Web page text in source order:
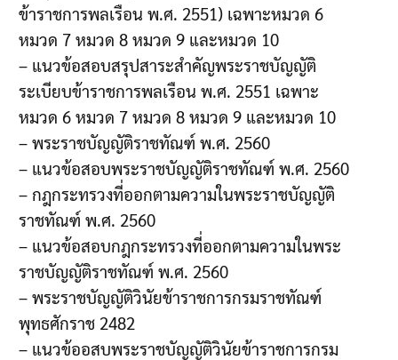
ข้าราชการพลเรือน พ.ศ. 2551) เฉพาะหมวด 6
หมวด 7 หมวด 8 หมวด 9 และหมวด 10
– แนวข้อสอบสรุปสาระสำคัญพระราชบัญญัติ
ระเบียบข้าราชการพลเรือน พ.ศ. 2551 เฉพาะ
หมวด 6 หมวด 7 หมวด 8 หมวด 9 และหมวด 10
– พระราชบัญญัติราชทัณฑ์ พ.ศ. 2560
– แนวข้อสอบพระราชบัญญัติราชทัณฑ์ พ.ศ. 2560
– กฎกระทรวงที่ออกตามความในพระราชบัญญัติ
ราชทัณฑ์ พ.ศ. 2560
– แนวข้อสอบกฎกระทรวงที่ออกตามความในพระ
ราชบัญญัติราชทัณฑ์ พ.ศ. 2560
– พระราชบัญญัติวินัยข้าราชการกรมราชทัณฑ์
พุทธศักราช 2482
– แนวข้ออสบพระราชบัญญัติวินัยข้าราชการกรม